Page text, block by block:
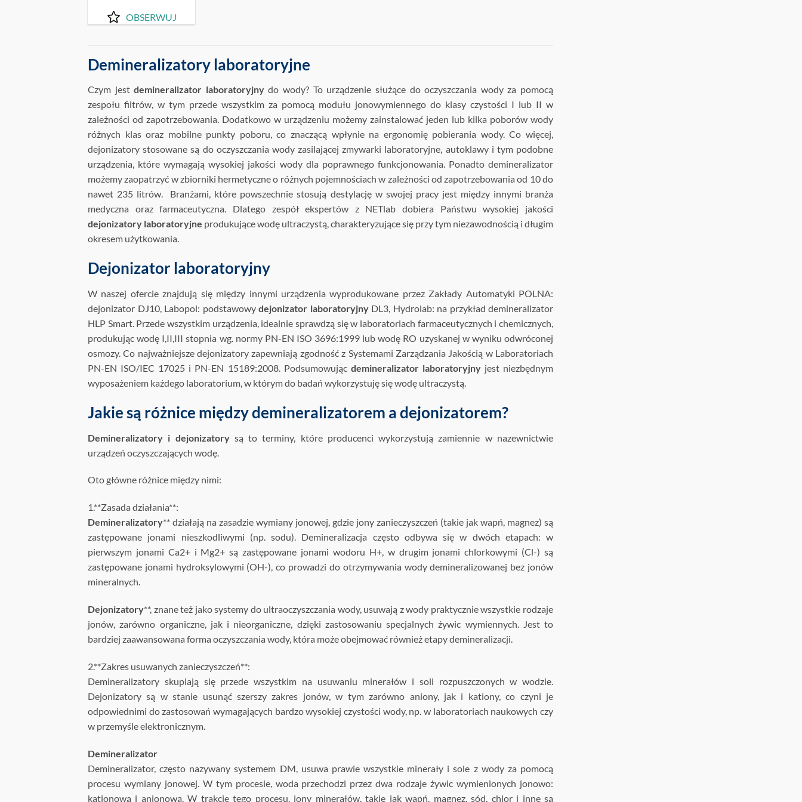
OBSERWUJ
Demineralizatory laboratoryjne
Czym jestdemineralizator laboratoryjnydo wody? To urządzenie służące do oczyszczania wody za pomocą
zespołu filtrów, w tym przede wszystkim za pomocą modułu jonowymiennego do klasy czystości I lub II w
zależności od zapotrzebowania. Dodatkowo w urządzeniu możemy zainstalować jeden lub kilka poborów wody
różnych klas oraz mobilne punkty poboru, co znaczącą wpłynie na ergonomię pobierania wody. Co więcej,
dejonizatory stosowane są do oczyszczania wody zasilającej zmywarki laboratoryjne, autoklawy i tym podobne
urządzenia, które wymagają wysokiej jakości wody dla poprawnego funkcjonowania. Ponadto demineralizator
możemy zaopatrzyć w zbiorniki hermetyczne o różnych pojemnościach w zależności od zapotrzebowania od 10 do
nawet 235 litrów. Branżami, które powszechnie stosują destylację w swojej pracy jest między innymi branża
medyczna oraz farmaceutyczna. Dlatego zespół ekspertów z NETlab dobiera Państwu wysokiej jakości
dejonizatory laboratoryjne produkujące wodę ultraczystą, charakteryzujące się przy tym niezawodnością i długim
okresem użytkowania.
Dejonizator laboratoryjny
W naszej ofercie znajdują się między innymi urządzenia wyprodukowane przez Zakłady Automatyki POLNA:
dejonizator DJ10, Labopol: podstawowy dejonizator laboratoryjnyDL3, Hydrolab: na przykład demineralizator
HLP Smart. Przede wszystkim urządzenia, idealnie sprawdzą się w laboratoriach farmaceutycznych i chemicznych,
produkując wodę I,II,III stopnia wg. normy PN-EN ISO 3696:1999 lub wodę RO uzyskanej w wyniku odwróconej
osmozy. Co najważniejsze dejonizatory zapewniają zgodność z Systemami Zarządzania Jakością w Laboratoriach
PN-EN ISO/IEC 17025 i PN-EN 15189:2008. Podsumowując demineralizator laboratoryjny jest niezbędnym
wyposażeniem każdego laboratorium, w którym do badań wykorzystuję się wodę ultraczystą.
Jakie są różnice między demineralizatorem a dejonizatorem?
Demineralizatory i dejonizatorysą to terminy, które producenci wykorzystują zamiennie w nazewnictwie
urządzeń oczyszczających wodę.
Oto główne różnice między nimi:
1.**Zasada działania**:
Demineralizatory** działają na zasadzie wymiany jonowej, gdzie jony zanieczyszczeń (takie jak wapń, magnez) są
zastępowane jonami nieszkodliwymi (np. sodu). Demineralizacja często odbywa się w dwóch etapach: w
pierwszym jonami Ca2+ i Mg2+ są zastępowane jonami wodoru H+, w drugim jonami chlorkowymi (Cl-) są
zastępowane jonami hydroksylowymi (OH-), co prowadzi do otrzymywania wody demineralizowanej bez jonów
mineralnych.
Dejonizatory**, znane też jako systemy do ultraoczyszczania wody, usuwają z wody praktycznie wszystkie rodzaje
jonów, zarówno organiczne, jak i nieorganiczne, dzięki zastosowaniu specjalnych żywic wymiennych. Jest to
bardziej zaawansowana forma oczyszczania wody, która może obejmować również etapy demineralizacji.
2.**Zakres usuwanych zanieczyszczeń**:
Demineralizatory skupiają się przede wszystkim na usuwaniu minerałów i soli rozpuszczonych w wodzie.
Dejonizatory są w stanie usunąć szerszy zakres jonów, w tym zarówno aniony, jak i kationy, co czyni je
odpowiednimi do zastosowań wymagających bardzo wysokiej czystości wody, np. w laboratoriach naukowych czy
w przemyśle elektronicznym.
Demineralizator
Demineralizator, często nazywany systemem DM, usuwa prawie wszystkie minerały i sole z wody za pomocą
procesu wymiany jonowej. W tym procesie, woda przechodzi przez dwa rodzaje żywic wymienionych jonowo:
kationową i anionową. W trakcie tego procesu, jony minerałów, takie jak wapń, magnez, sód, chlor i inne są